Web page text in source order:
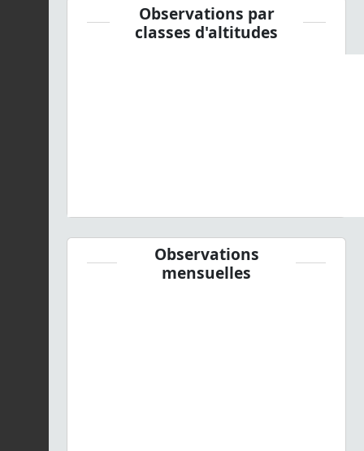
Observations par
classes d'altitudes
Observations
mensuelles